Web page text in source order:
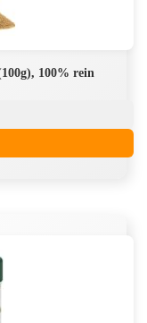
100% rein